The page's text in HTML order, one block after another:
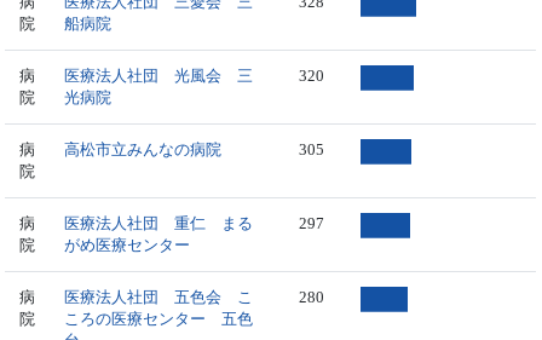
院
船病院
病
院
医療法人社団 光風会 三
光病院
320
病
院
高松市立みんなの病院 305
病
院
医療法人社団 重仁 まる
がめ医療センター
297
病
院
医療法人社団 五色会 こ
ころの医療センター 五色
280